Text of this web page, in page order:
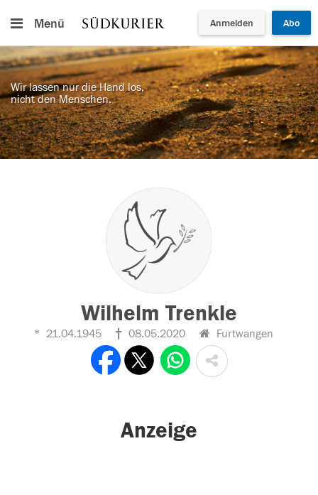
Menü Anmelden Abo
Wir lassen nur die Hand los,
nicht den Menschen.
Wilhelm Trenkle
21.04.1945 08.05.2020 Furtwangen
Anzeige